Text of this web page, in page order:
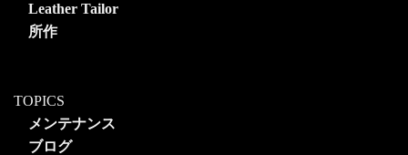
Leather Tailor
所作
TOPICS
メンテナンス
ブログ